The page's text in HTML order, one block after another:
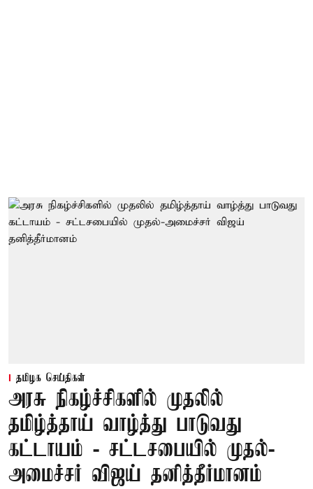
தமிழக செய்திகள்
அரசு நிகழ்ச்சிகளில் முதலில்
தமிழ்த்தாய் வாழ்த்து பாடுவது
கட்டாயம் - சட்டசபையில் முதல்-
அமைச்சர் விஜய் தனித்தீர்மானம்